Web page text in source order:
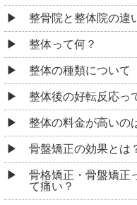
整骨院と整体院の違
整体って何？
整体の種類について
整体後の好転反応っ
整体の料金が高いの
骨盤矯正の効果とは
骨格矯正・骨盤矯正
て痛い？